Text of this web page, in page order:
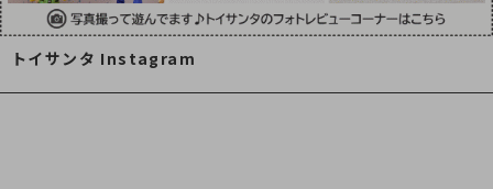
トイサンタ Instagram